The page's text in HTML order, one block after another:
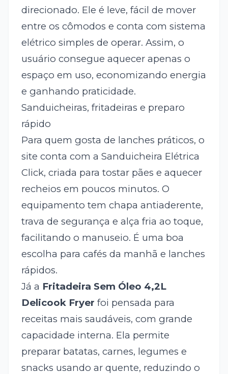
direcionado. Ele é leve, fácil de mover
entre os cômodos e conta com sistema
elétrico simples de operar. Assim, o
usuário consegue aquecer apenas o
espaço em uso, economizando energia
e ganhando praticidade.
Sanduicheiras, fritadeiras e preparo
rápido
Para quem gosta de lanches práticos, o
site conta com a Sanduicheira Elétrica
Click, criada para tostar pães e aquecer
recheios em poucos minutos. O
equipamento tem chapa antiaderente,
trava de segurança e alça fria ao toque,
facilitando o manuseio. É uma boa
escolha para cafés da manhã e lanches
rápidos.
Já a Fritadeira Sem Óleo 4,2L
Delicook Fryer foi pensada para
receitas mais saudáveis, com grande
capacidade interna. Ela permite
preparar batatas, carnes, legumes e
snacks usando ar quente, reduzindo o